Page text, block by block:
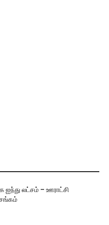
ஐந்து லட்சம் – ஊராட்சி